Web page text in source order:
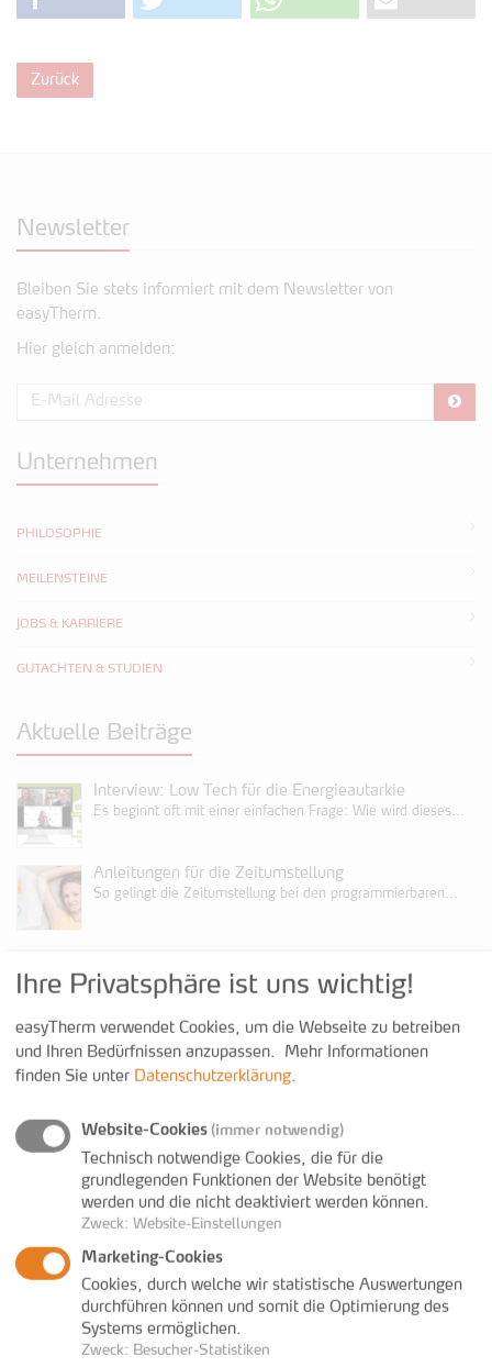
Zurück
Newsletter
Bleiben Sie stets informiert mit dem Newsletter von
easyTherm.
Hier gleich anmelden:
Unternehmen
PHILOSOPHIE
MEILENSTEINE
JOBS & KARRIERE
GUTACHTEN & STUDIEN
Aktuelle Beiträge
Interview: Low Tech für die Energieautarkie
Es beginnt oft mit einer einfachen Frage: Wie wird dieses...
Anleitungen für die Zeitumstellung
So gelingt die Zeitumstellung bei den programmierbaren...
Kontakt
+43 3352 38200 600
anfrage@easy-therm.com
IMPRESSUM AGB PRIVATSPHÄRE & DATENSCHUTZ
Ihre Privatsphäre ist uns wichtig!
easyTherm verwendet Cookies, um die Webseite zu betreiben
und Ihren Bedürfnissen anzupassen.
Mehr Informationen
finden Sie unter Datenschutzerklärung.
Website-Cookies (immer notwendig)
Technisch notwendige Cookies, die für die
grundlegenden Funktionen der Website benötigt
werden und die nicht deaktiviert werden können.
Zweck: Website-Einstellungen
Marketing-Cookies
Cookies, durch welche wir statistische Auswertungen
durchführen können und somit die Optimierung des
Systems ermöglichen.
Zweck: Besucher-Statistiken